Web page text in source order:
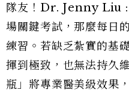
隊友！Dr. Jenny Liu :
場關鍵考試，那麼每日
練習。若缺乏紮實的基
揮到極致，也無法持久
瓶」將專業醫美級效果